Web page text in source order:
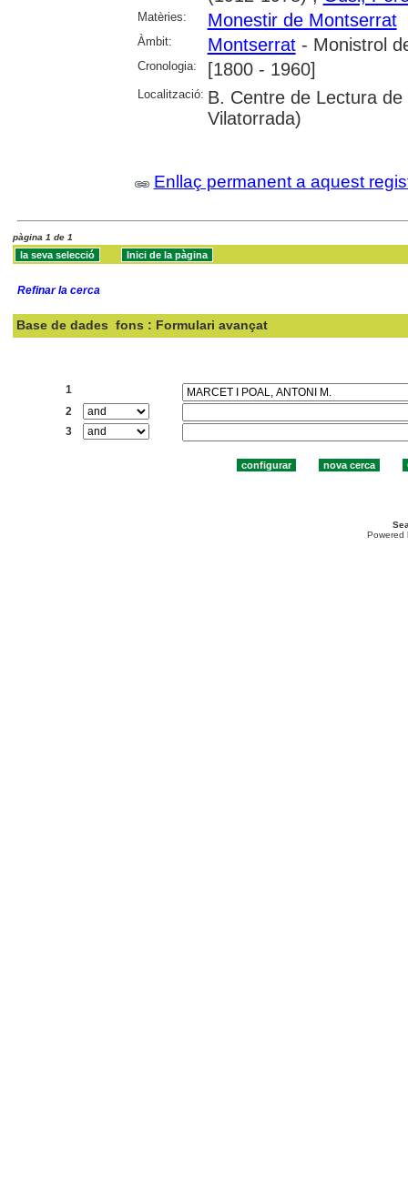
Matèries: Monestir de Montserrat
Àmbit: Montserrat- Monistrol
Cronologia: [1800 - 1960]
Localització: B. Centre de Lectura
Vilatorrada)
Enllaç permanent a aquest
pàgina 1 de 1
Refinar la cerca
Base de dades fons : Formulari avançat
1
2
3
Powered